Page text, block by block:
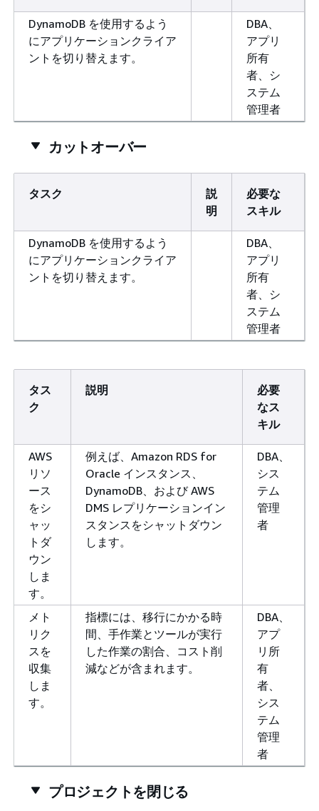
DynamoDB を使用するよう
にアプリケーションクライア
ントを切り替えます。
DBA、
アプリ
所有
者、シ
ステム
管理者
カットオーバー
タスク
説
明
必要な
スキル
DynamoDB を使用するよう
にアプリケーションクライア
ントを切り替えます。
DBA、
アプリ
所有
者、シ
ステム
管理者
タス
ク
説明
必要
なス
キル
AWS
リソ
ース
をシ
ャッ
トダ
ウン
しま
す。
例えば、Amazon RDS for
Oracle インスタンス、
DynamoDB、および AWS
DMS レプリケーションイン
スタンスをシャットダウン
します。
DBA、
シス
テム
管理
者
メト
リク
スを
収集
しま
す。
指標には、移行にかかる時
間、手作業とツールが実行
した作業の割合、コスト削
減などが含まれます。
DBA、
アプ
リ所
有
者、
シス
テム
管理
者
プロジェクトを閉じる